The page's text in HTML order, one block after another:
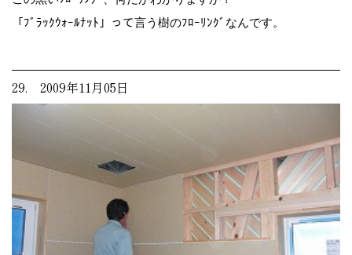
「ﾌﾞﾗｯｸｳｫｰﾙﾅｯﾄ」って言う樹のﾌﾛｰﾘﾝｸﾞなんです。
29. 2009年11月05日